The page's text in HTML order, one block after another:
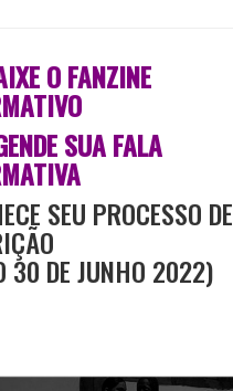
O FANZINE
SUA FALA
SEU PROCESSO DE
30 DE JUNHO 2022)